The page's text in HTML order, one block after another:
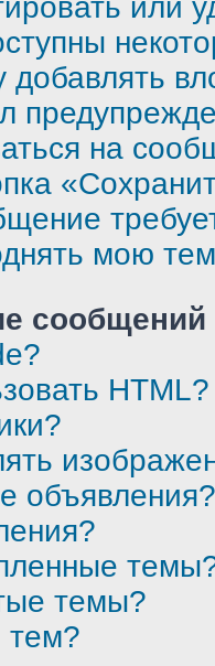
или
добавлять
на
мою
HTML?
объявления?
темы?
тем?